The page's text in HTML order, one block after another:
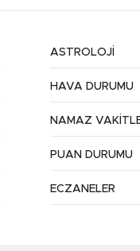
ASTROLOJİ
HAVA DURUMU
NAMAZ
PUAN DURUMU
ECZANELER